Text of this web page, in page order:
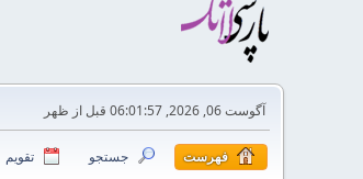
آگوست 06, 2026, 06:01:57 قبل از ظهر
فهرست جستجو تقویم